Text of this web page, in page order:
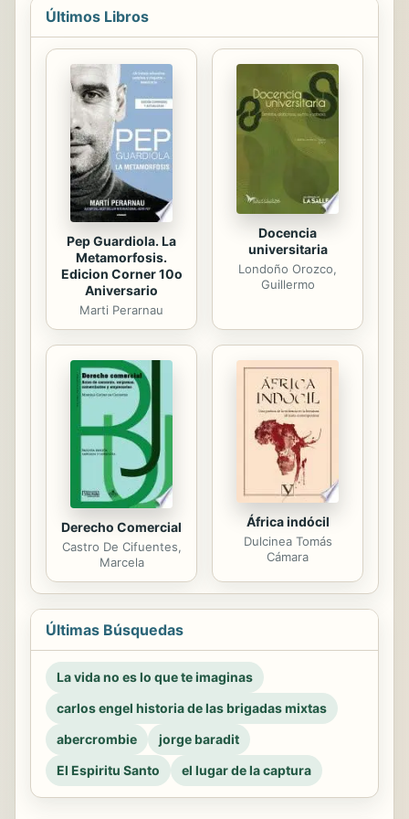
que nos llaman la atención y que nos
gustaría situarlos en su contexto,
relacionarlos con la época, conocer a
sus autores, identificar sus formas...
Este Recorrido Didáctico por el
Madrid Medieval quiere satisfacer
esos deseos y facilitar un paseo más
completo y agradable ...
Últimos Libros
Pep Guardiola. La
Metamorfosis.
Edicion Corner 10o
Aniversario
Marti Perarnau
Docencia
universitaria
Londoño Orozco,
Guillermo
Derecho Comercial
Castro De Cifuentes,
Marcela
África indócil
Dulcinea Tomás
Cámara
Últimas Búsquedas
La vida no es lo que te imaginas
carlos engel historia de las brigadas mixtas
abercrombie
jorge baradit
El Espiritu Santo
el lugar de la captura